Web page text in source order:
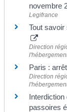
novembre
Legifrance
Tout
Direction
Paris :
Direction
passoires